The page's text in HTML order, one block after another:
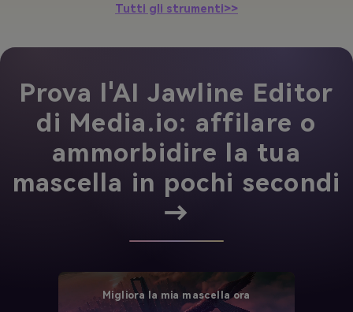
Tutti gli strumenti>>
Prova l'AI Jawline Editor
di Media.io: affilare o
ammorbidire la tua
mascella in pochi secondi
→
Migliora la mia mascella ora